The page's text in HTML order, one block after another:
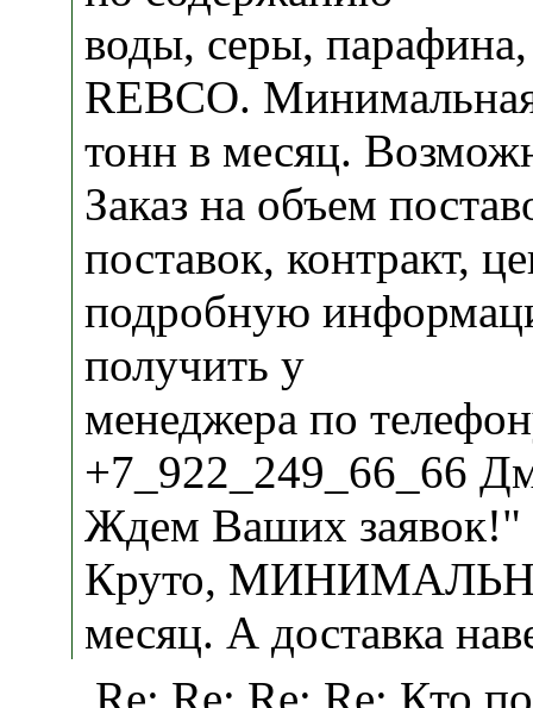
воды, серы,
REBCO.
тонн в месяц.
Заказ на объем
поставок, контракт,
подробную
получить у
менеджера по
+7_922_249_66_66
Ждем Ваших заявок!"
Круто,
месяц. А доставка
Re: Re: Re: Re: Кто